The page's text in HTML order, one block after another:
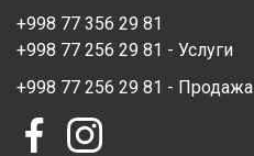
+998 77 356 29 81
+998 77 256 29 81 - Услуги
+998 77 256 29 81 - Продажа